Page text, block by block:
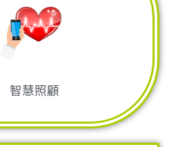
智慧照顧
跌倒偵測
影像追蹤技術